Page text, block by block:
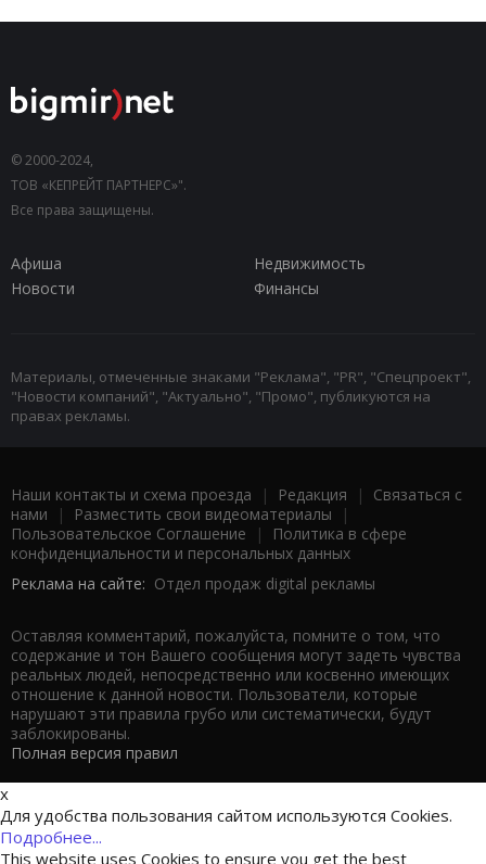
© 2000-2024,
ТОВ «КЕПРЕЙТ ПАРТНЕРС»".
Все права защищены.
Афиша
Недвижимость
Новости
Финансы
Материалы, отмеченные знаками "Реклама", "PR", "Спецпроект",
"Новости компаний", "Актуально", "Промо", публикуются на
правах рекламы.
Наши контакты и схема проезда | Редакция | Связаться с
нами | Разместить свои видеоматериалы |
Пользовательское Соглашение |
Политика в сфере
конфиденциальности и персональных данных
Реклама на сайте: Отдел продаж digital рекламы
Оставляя комментарий, пожалуйста, помните о том, что
содержание и тон Вашего сообщения могут задеть чувства
реальных людей, непосредственно или косвенно имеющих
отношение к данной новости. Пользователи, которые
нарушают эти правила грубо или систематически, будут
заблокированы.
Полная версия правил
x
Для удобства пользования сайтом используются Cookies.
Подробнее...
This website uses Cookies to ensure you get the best